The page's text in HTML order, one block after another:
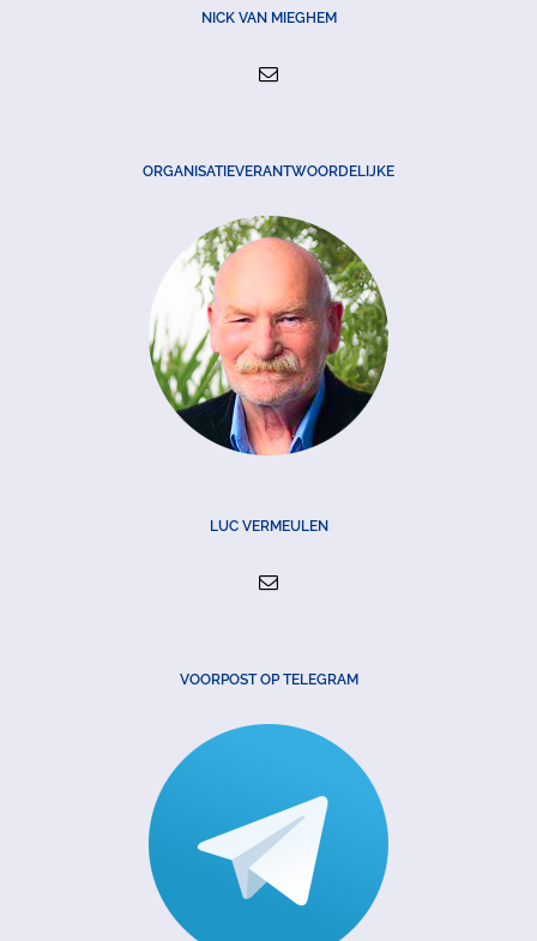
NICK VAN MIEGHEM
ORGANISATIEVERANTWOORDELIJKE
LUC VERMEULEN
VOORPOST OP TELEGRAM